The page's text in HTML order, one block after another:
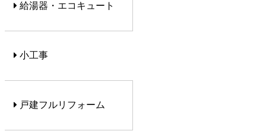
給湯器・エコキュート
小工事
戸建フルリフォーム